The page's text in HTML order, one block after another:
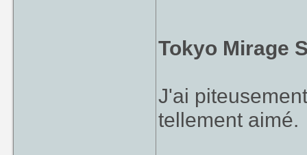
Tokyo Mirage
J'ai
tellement aimé.